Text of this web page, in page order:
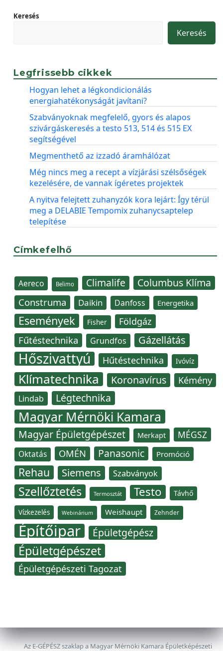
Keresés
Keresés
Legfrissebb cikkek
Hogyan lehet a légkondicionálás
energiahatékonyságát javítani?
Szabványoknak megfelelő, gyors és alapos
szivárgáskeresés a testo 513, 514 és 515 EX
segítségével
Megmenthető az izzadó áramhálózat
Még nincs meg a recept a vízjárási szélsőségek
kezelésére, de vannak ígéretes projektek
A nyitva felejtett zuhanyzók kora lejárt: Így térül
meg a DELABIE Tempomix zuhanycsaptelep
telepítése
Címkefelhő
Aereco Belimo Climalife Columbus Klíma
Construma Daikin Danfoss Energetika
Események Fisher Földgáz
Fűtéstechnika Grundfos Gázellátás
Hőszivattyú Hűtéstechnika Ivóvíz
Klímatechnika Koronavírus Kémény
Lindab Légtechnika
Magyar Mérnöki Kamara
Magyar Épületgépészet Merkapt MÉGSZ
Oktatás OMÉN Panasonic Promóció
Rehau Siemens Szabványok
Szellőztetés Termosztát Testo Távhő
Vízkezelés Webinárium Weishaupt Zehnder
Építőipar Épületgépész
Épületgépészet
Épületgépészeti Tagozat
Az E-GÉPÉSZ szaklap a Magyar Mérnöki Kamara Épületképészeti